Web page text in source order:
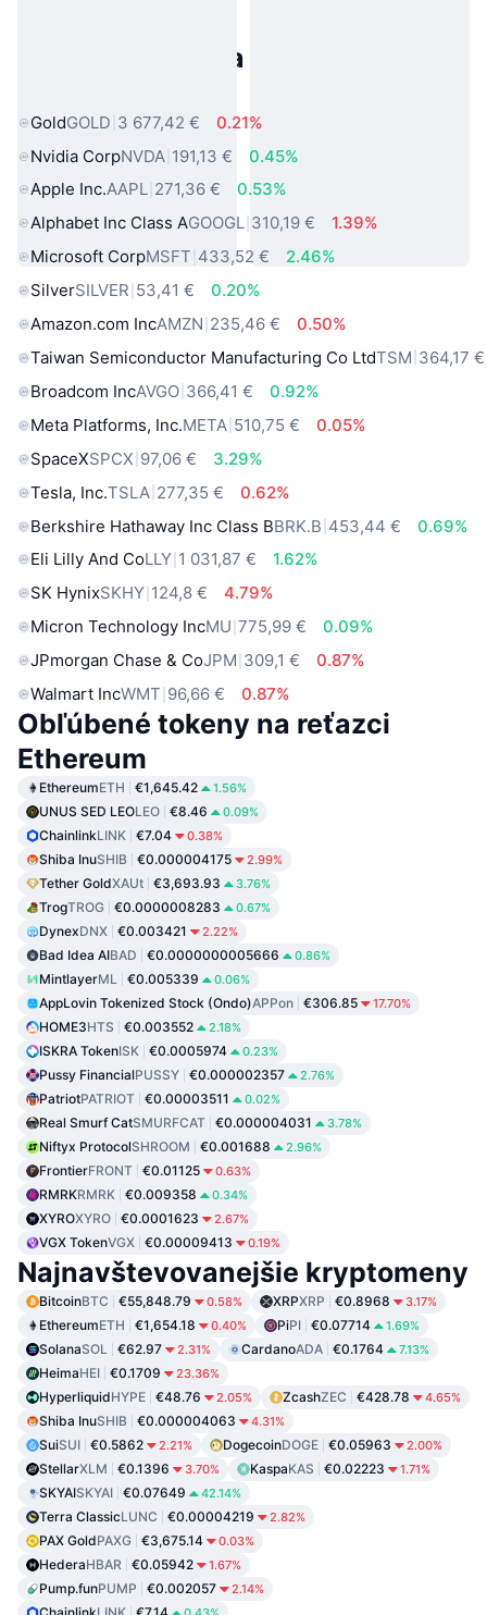
Populárne aktíva z reálneho
GoldGOLD 3 677,42 €
0.21%
Nvidia CorpNVDA 191,13 €
0.45%
Apple Inc.AAPL 271,36 €
0.53%
Alphabet Inc Class AGOOGL 310,19 €
1.39%
Microsoft CorpMSFT 433,52 €
2.46%
SilverSILVER 53,41 €
0.20%
Amazon.com IncAMZN 235,46 €
0.50%
Taiwan Semiconductor Manufacturing Co LtdTSM 364,17 €
Broadcom IncAVGO 366,41 €
0.92%
Meta Platforms, Inc.META 510,75 €
0.05%
SpaceXSPCX 97,06 €
3.29%
Tesla, Inc.TSLA 277,35 €
0.62%
Berkshire Hathaway Inc Class BBRK.B 453,44 €
0.69%
Eli Lilly And CoLLY 1 031,87 €
1.62%
SK HynixSKHY 124,8 €
4.79%
Micron Technology IncMU 775,99 €
0.09%
JPmorgan Chase & CoJPM 309,1 €
0.87%
Walmart IncWMT 96,66 € 0.87%
Obľúbené tokeny na reťazci
Ethereum
EthereumETH €1,645.42 1.56%
UNUS SED LEOLEO €8.46 0.09%
ChainlinkLINK €7.04 0.38%
Shiba InuSHIB €0.000004175 2.99%
Tether GoldXAUt €3,693.93 3.76%
TrogTROG €0.0000008283 0.67%
DynexDNX €0.003421 2.22%
Bad Idea AIBAD €0.0000000005666 0.86%
MintlayerML €0.005339 0.06%
AppLovin Tokenized Stock (Ondo)APPon €306.85 17.70%
HOME3HTS €0.003552 2.18%
ISKRA TokenISK €0.0005974 0.23%
Pussy FinancialPUSSY €0.000002357 2.76%
PatriotPATRIOT €0.00003511 0.02%
Real Smurf CatSMURFCAT €0.000004031 3.78%
Niftyx ProtocolSHROOM €0.001688 2.96%
FrontierFRONT €0.01125 0.63%
RMRKRMRK €0.009358 0.34%
XYROXYRO €0.0001623 2.67%
VGX TokenVGX €0.00009413 0.19%
Najnavštevovanejšie kryptomeny
BitcoinBTC €55,848.79 0.58% XRPXRP €0.8968 3.17%
EthereumETH €1,654.18 0.40% PiPI €0.07714 1.69%
SolanaSOL €62.97 2.31% CardanoADA €0.1764 7.13%
HeimaHEI €0.1709 23.36%
HyperliquidHYPE €48.76 2.05% ZcashZEC €428.78 4.65%
Shiba InuSHIB €0.000004063 4.31%
SuiSUI €0.5862 2.21% DogecoinDOGE €0.05963 2.00%
StellarXLM €0.1396 3.70% KaspaKAS €0.02223 1.71%
SKYAISKYAI €0.07649 42.14%
Terra ClassicLUNC €0.00004219 2.82%
PAX GoldPAXG €3,675.14 0.03%
HederaHBAR €0.05942 1.67%
Pump.funPUMP €0.002057 2.14%